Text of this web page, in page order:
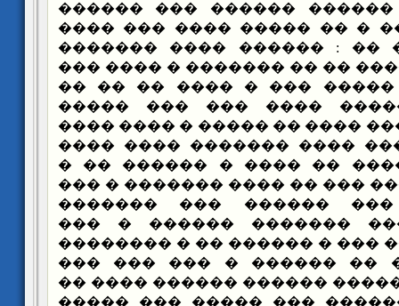
������ � ���� ������
�������� ������ � ��
������� ���� � �� :
�������� �������� �� ��
���� �������� ����� ���
����� ��� ������� ����
�������� ��� ���� ���� ��
�������� ������� ����
������� �� ������ ��
�������� ������� ��� ��
��� �� ���� ���
�������� �� ���
�������� ������ ��� �
����� � ������ ��
������ �� ���� �����
������� ��� ������� ���